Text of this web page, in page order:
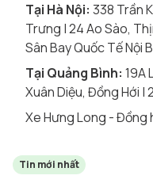
Tại Hà Nội: 338 Trần
Trưng | 24 Ao Sào,
Sân Bay Quốc Tế Nội
Tại Quảng Bình: 19A
Xuân Diệu, Đồng Hới |
Xe Hưng Long - Đồng
Tin mới nhất